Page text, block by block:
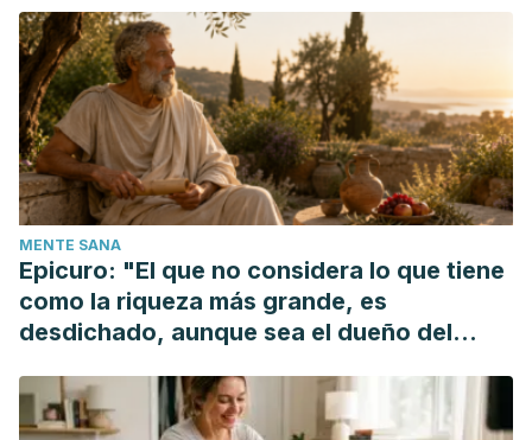
MENTE SANA
Epicuro: "El que no considera lo que tiene
como la riqueza más grande, es
desdichado, aunque sea el dueño del